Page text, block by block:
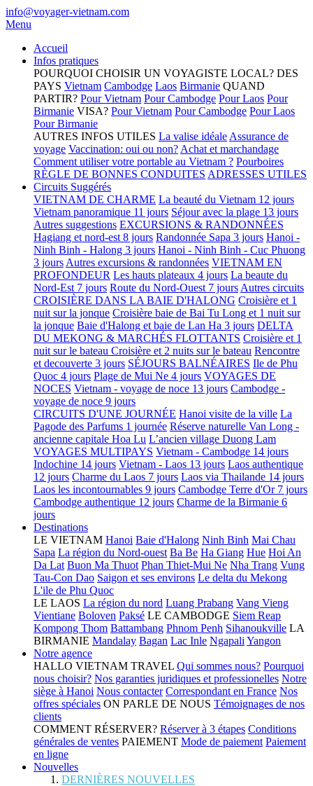
info@voyager-vietnam.com
Menu
Accueil
Infos pratiques
POURQUOI CHOISIR UN VOYAGISTE LOCAL? DES
PAYS Vietnam Cambodge Laos Birmanie QUAND
PARTIR? Pour Vietnam Pour Cambodge Pour Laos Pour
Birmanie VISA? Pour Vietnam Pour Cambodge Pour Laos
Pour Birmanie
AUTRES INFOS UTILES La valise idéale Assurance de
voyage Vaccination: oui ou non? Achat et marchandage
Comment utiliser votre portable au Vietnam ? Pourboires
RÈGLE DE BONNES CONDUITES ADRESSES UTILES
Circuits Suggérés
VIETNAM DE CHARME La beauté du Vietnam 12 jours
Vietnam panoramique 11 jours Séjour avec la plage 13 jours
Autres suggestions EXCURSIONS & RANDONNÉES
Hagiang et nord-est 8 jours Randonnée Sapa 3 jours Hanoi -
Ninh Binh - Halong 3 jours Hanoi - Ninh Binh - Cuc Phuong
3 jours Autres excursions & randonnées VIETNAM EN
PROFONDEUR Les hauts plateaux 4 jours La beaute du
Nord-Est 7 jours Route du Nord-Ouest 7 jours Autres circuits
CROISIÈRE DANS LA BAIE D'HALONG Croisière et 1
nuit sur la jonque Croisière baie de Bai Tu Long et 1 nuit sur
la jonque Baie d'Halong et baie de Lan Ha 3 jours DELTA
DU MEKONG & MARCHÉS FLOTTANTS Croisière et 1
nuit sur le bateau Croisière et 2 nuits sur le bateau Rencontre
et decouverte 3 jours SÉJOURS BALNÉAIRES Ile de Phu
Quoc 4 jours Plage de Mui Ne 4 jours VOYAGES DE
NOCES Vietnam - voyage de noce 13 jours Cambodge -
voyage de noce 9 jours
CIRCUITS D'UNE JOURNÉE Hanoi visite de la ville La
Pagode des Parfums 1 journée Réserve naturelle Van Long -
ancienne capitale Hoa Lu L’ancien village Duong Lam
VOYAGES MULTIPAYS Vietnam - Cambodge 14 jours
Indochine 14 jours Vietnam - Laos 13 jours Laos authentique
12 jours Charme du Laos 7 jours Laos via Thailande 14 jours
Laos les incontournables 9 jours Cambodge Terre d'Or 7 jours
Cambodge authentique 12 jours Charme de la Birmanie 6
jours
Destinations
LE VIETNAM Hanoi Baie d'Halong Ninh Binh Mai Chau
Sapa La région du Nord-ouest Ba Be Ha Giang Hue Hoi An
Da Lat Buon Ma Thuot Phan Thiet-Mui Ne Nha Trang Vung
Tau-Con Dao Saigon et ses environs Le delta du Mekong
L'ile de Phu Quoc
LE LAOS La région du nord Luang Prabang Vang Vieng
Vientiane Boloven Paksé LE CAMBODGE Siem Reap
Kompong Thom Battambang Phnom Penh Sihanoukville LA
BIRMANIE Mandalay Bagan Lac Inle Ngapali Yangon
Notre agence
HALLO VIETNAM TRAVEL Qui sommes nous? Pourquoi
nous choisir? Nos garanties juridiques et professionelles Notre
siège à Hanoi Nous contacter Correspondant en France Nos
offres spéciales ON PARLE DE NOUS Témoignages de nos
clients
COMMENT RÉSERVER? Réserver à 3 étapes Conditions
générales de ventes PAIEMENT Mode de paiement Paiement
en ligne
Nouvelles
DERNIÈRES NOUVELLES